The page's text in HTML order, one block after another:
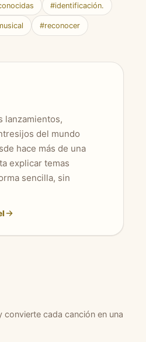
#identificación.
#reconocer
lanzamientos,
del mundo
hace más de una
explicar temas
sencilla, sin
convierte cada canción en una